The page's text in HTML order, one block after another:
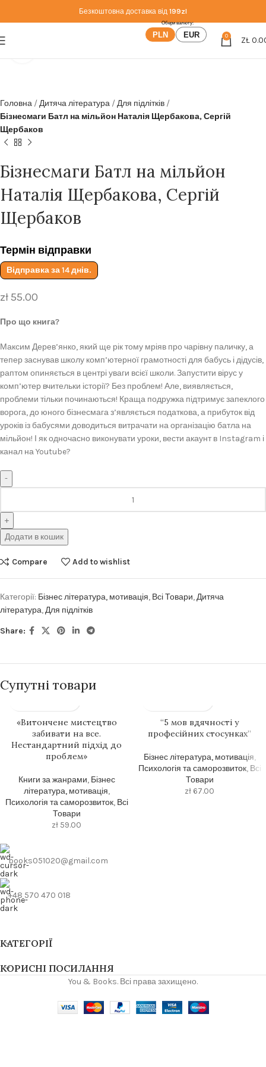
Безкоштовна доставка від 199zl
PLN EUR 0 ZŁ
Головна Дитяча література
Для підлітків
Бізнесмаги Батл на мільйон Наталія Щербакова, Сергій
Щербаков
Бізнесмаги Батл на мільйон
Наталія Щербакова, Сергій
Щербаков
Термін відправки
Відправка за 14 днів.
zł55.00
Про що книга?
Максим Дерев’янко, який ще рік тому мріяв про чарівну паличку, а
тепер заснував школу комп’ютерної грамотності для бабусь і дідусів,
раптом опиняється в центрі уваги всієї школи. Запустити вірус у
комп’ютер вчительки історії? Без проблем! Але, виявляється,
проблеми тільки починаються! Краща подружка підтримує запеклого
ворога, до юного бізнесмага з’являється податкова, а прибуток від
уроків із бабусями доводиться витрачати на організацію батла на
мільйон! І як одночасно виконувати уроки, вести акаунт в Instagram і
канал на Youtube?
Додати в кошик
Compare Add to wishlist
Категорії: Бізнес література, мотивація, Всі Товари,Дитяча
література,Для підлітків
Share:
Супутні товари
«Витончене мистецтво
забивати на все.
Нестандартний підхід до
проблем»
Книги за жанрами, Бізнес
література, мотивація,
Психологія та саморозвиток, Всі
Товари
zł 59.00
“5 мов вдячності у
професійних стосунках”
Бізнес література, мотивація,
Психологія та саморозвиток, Всі
Товари
zł 67.00
books051020@gmail.com
+48 570 470 018
КАТЕГОРІЇ
КОРИСНІ ПОСИЛАННЯ
You & Books. Всі права захищено.